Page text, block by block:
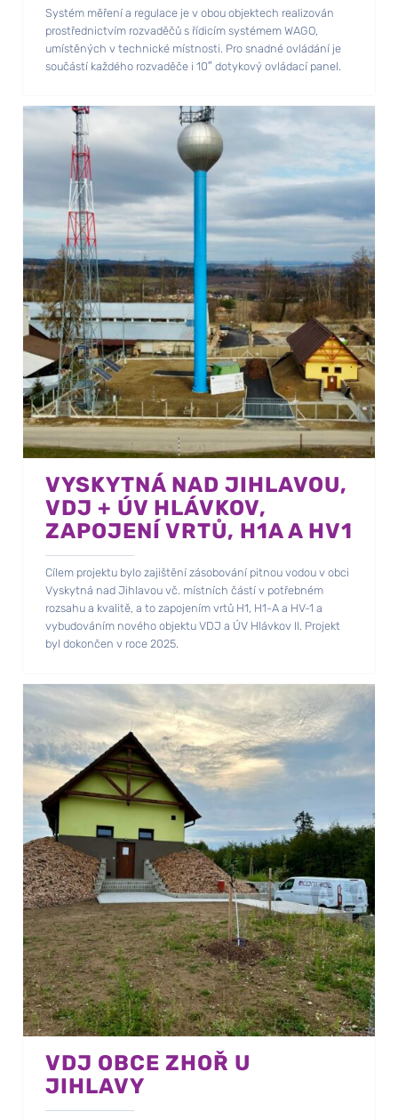
Systém měření a regulace je v obou objektech realizován
prostřednictvím rozvaděčů s řídicím systémem WAGO,
umístěných v technické místnosti. Pro snadné ovládání je
součástí každého rozvaděče i 10″ dotykový ovládací panel.
VYSKYTNÁ NAD JIHLAVOU,
VDJ + ÚV HLÁVKOV,
ZAPOJENÍ VRTŮ, H1A A HV1
Cílem projektu bylo zajištění zásobování pitnou vodou v obci
Vyskytná nad Jihlavou vč. místních částí v potřebném
rozsahu a kvalitě, a to zapojením vrtů H1, H1-A a HV-1 a
vybudováním nového objektu VDJ a ÚV Hlávkov II. Projekt
byl dokončen v roce 2025.
VDJ OBCE ZHOŘ U
JIHLAVY